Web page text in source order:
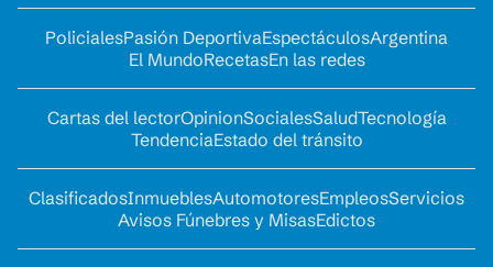
PolicialesPasión DeportivaEspectáculosArgentina
El MundoRecetasEn las redes
Cartas del lectorOpinionSocialesSaludTecnología
TendenciaEstado del tránsito
ClasificadosInmueblesAutomotoresEmpleosServicios
Avisos Fúnebres y MisasEdictos